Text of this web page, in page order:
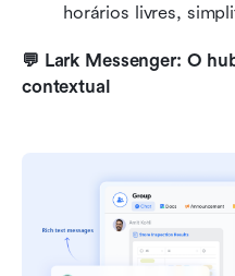
horários livres,
💬 Lark Messenger: O
contextual